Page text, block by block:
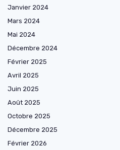
Janvier 2024
Mars 2024
Mai 2024
Décembre 2024
Février 2025
Avril 2025
Juin 2025
Août 2025
Octobre 2025
Décembre 2025
Février 2026